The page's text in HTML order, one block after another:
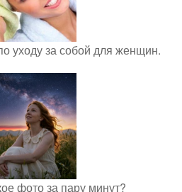
уходу за собой для женщин.
фото за пару минут?